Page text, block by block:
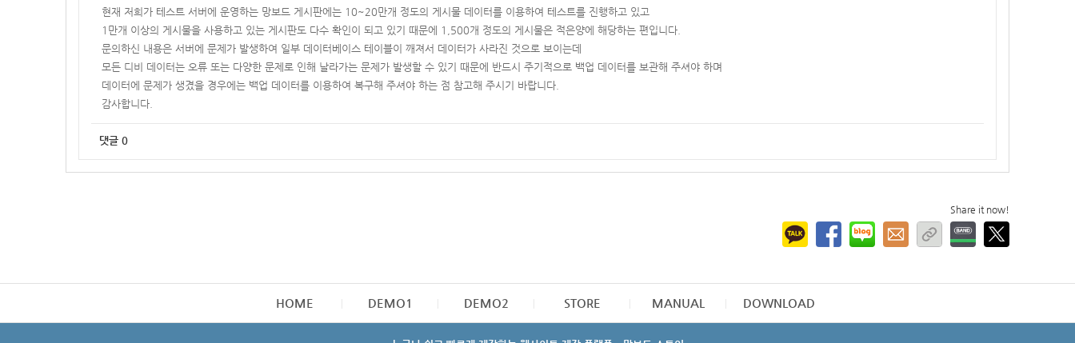
현재 저희가 테스트 서버에 운영하는 망보드 게시판에는 10~20만개 정도의 게시물 데이터를 이용하여 테스트를 진행하고 있고
1만개 이상의 게시물을 사용하고 있는 게시판도 다수 확인이 되고 있기 때문에 1,500개 정도의 게시물은 적은양에 해당하는 편입니다.
문의하신 내용은 서버에 문제가 발생하여 일부 데이터베이스 테이블이 깨져서 데이터가 사라진 것으로 보이는데
모든 디비 데이터는 오류 또는 다양한 문제로 인해 날라가는 문제가 발생할 수 있기 때문에 반드시 주기적으로 백업 데이터를 보관해 주셔야 하며
데이터에 문제가 생겼을 경우에는 백업 데이터를 이용하여 복구해 주셔야 하는 점 참고해 주시기 바랍니다.
감사합니다.
댓글 0
Share it now!
HOME DEMO1 DEMO2 STORE MANUAL DOWNLOAD